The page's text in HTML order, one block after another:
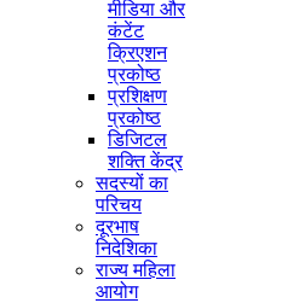
मीडिया और
कंटेंट
क्रिएशन
प्रकोष्ठ
प्रशिक्षण
प्रकोष्ठ
डिजिटल
शक्ति केंद्र
सदस्यों का
परिचय
दूरभाष
निदेशिका
राज्य महिला
आयोग